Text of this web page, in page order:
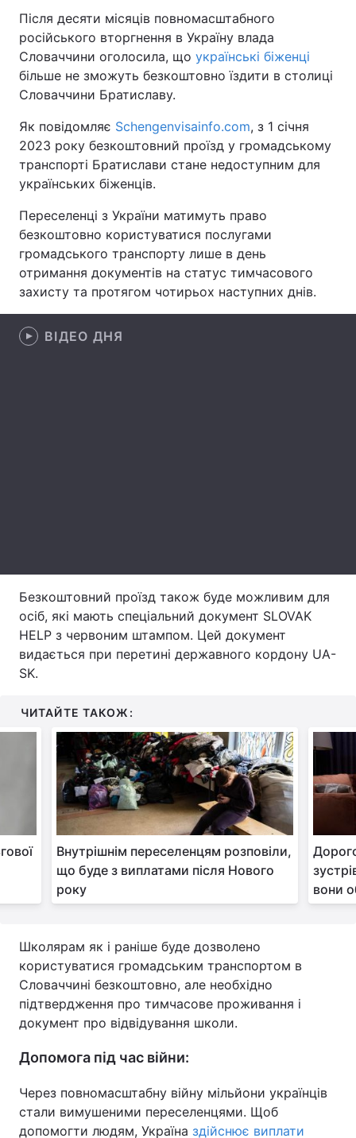
Спорт Наука
Техно і зв'язок Лайт
Здоров'я Туризм
Цікавинки Погода
Екологія Регіони
Відео з Youtube Статті
Інтерв'ю
Тема оформлення
Після десяти місяців повномасштабного
російського вторгнення в Україну влада
Словаччини оголосила, що українські біженці
більше не зможуть безкоштовно їздити в столиці
Словаччини Братиславу.
Як повідомляє Schengenvisainfo.com, з 1 січня
2023 року безкоштовний проїзд у громадському
транспорті Братислави стане недоступним для
українських біженців.
Переселенці з України матимуть право
безкоштовно користуватися послугами
громадського транспорту лише в день
отримання документів на статус тимчасового
захисту та протягом чотирьох наступних днів.
ВІДЕО ДНЯ
Безкоштовний проїзд також буде можливим для
осіб, які мають спеціальний документ SLOVAK
HELP з червоним штампом. Цей документ
видається при перетині державного кордону UA-
SK.
ЧИТАЙТЕ ТАКОЖ:
Внутрішнім переселенцям розповіли,
що буде з виплатами після Нового
року
вони
Школярам як і раніше буде дозволено
користуватися громадським транспортом в
Словаччині безкоштовно, але необхідно
підтвердження про тимчасове проживання і
документ про відвідування школи.
Допомога під час війни:
Через повномасштабну війну мільйони українців
стали вимушеними переселенцями. Щоб
допомогти людям, Україна здійснює виплати